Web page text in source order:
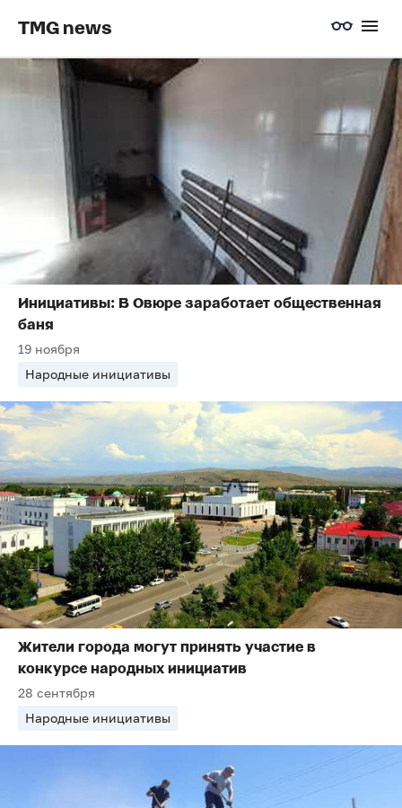
TMG news
Инициативы: В Овюре заработает общественная
баня
19 ноября
Народные инициативы
Жители города могут принять участие в
конкурсе народных инициатив
28 сентября
Народные инициативы